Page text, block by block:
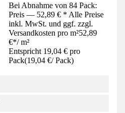
Bei Abnahme von 84 Pack:
Preis — 52,89 € * Alle Preise
inkl. MwSt. und ggf. zzgl.
Versandkosten pro m²52,89
€*/ m²
Entspricht 19,04 € pro
Pack(19,04 €/ Pack)